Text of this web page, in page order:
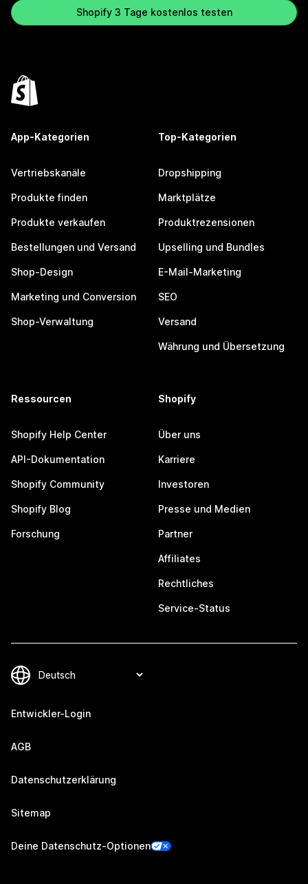
Shopify 3 Tage kostenlos testen
App-Kategorien
Vertriebskanäle
Produkte finden
Produkte verkaufen
Bestellungen und Versand
Shop-Design
Marketing und Conversion
Shop-Verwaltung
Top-Kategorien
Dropshipping
Marktplätze
Produktrezensionen
Upselling und Bundles
E-Mail-Marketing
SEO
Versand
Währung und Übersetzung
Ressourcen
Shopify Help Center
API-Dokumentation
Shopify Community
Shopify Blog
Forschung
Shopify
Über uns
Karriere
Investoren
Presse und Medien
Partner
Affiliates
Rechtliches
Service-Status
Entwickler-Login
AGB
Datenschutzerklärung
Sitemap
Deine Datenschutz-Optionen